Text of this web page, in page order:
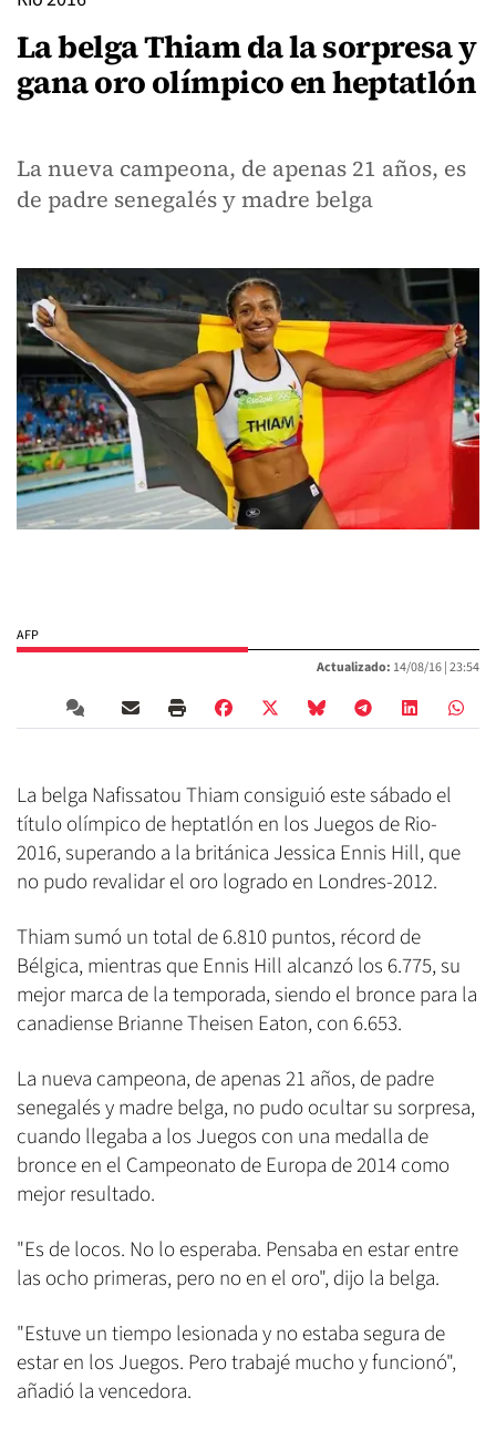
La belga Thiam da la sorpresa y
gana oro olímpico en heptatlón
La nueva campeona, de apenas 21 años, es
de padre senegalés y madre belga
AFP
Actualizado: 14/08/16 |23:54
La belga Nafissatou Thiam consiguió este sábado el
título olímpico de heptatlón en los Juegos de Rio-
2016, superando a la británica Jessica Ennis Hill, que
no pudo revalidar el oro logrado en Londres-2012.
Thiam sumó un total de 6.810 puntos, récord de
Bélgica, mientras que Ennis Hill alcanzó los 6.775, su
mejor marca de la temporada, siendo el bronce para la
canadiense Brianne Theisen Eaton, con 6.653.
La nueva campeona, de apenas 21 años, de padre
senegalés y madre belga, no pudo ocultar su sorpresa,
cuando llegaba a los Juegos con una medalla de
bronce en el Campeonato de Europa de 2014 como
mejor resultado.
"Es de locos. No lo esperaba. Pensaba en estar entre
las ocho primeras, pero no en el oro", dijo la belga.
"Estuve un tiempo lesionada y no estaba segura de
estar en los Juegos. Pero trabajé mucho y funcionó",
añadió la vencedora.